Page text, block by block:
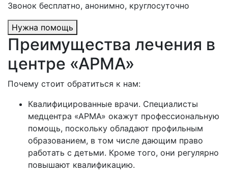
Звонок бесплатно, анонимно, круглосуточно
Нужна помощь
Преимущества лечения в
центре «АРМА»
Почему стоит обратиться к нам:
Квалифицированные врачи. Специалисты
медцентра «АРМА» окажут профессиональную
помощь, поскольку обладают профильным
образованием, в том числе дающим право
работать с детьми. Кроме того, они регулярно
повышают квалификацию.